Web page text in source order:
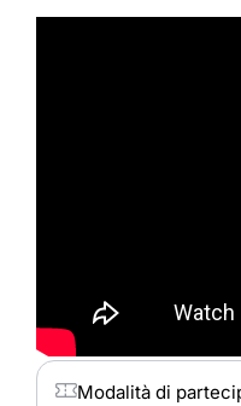
Modalità di